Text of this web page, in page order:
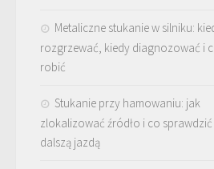
Metaliczne stukanie w silniku:
rozgrzewać, kiedy diagnozować i
robić
Stukanie przy hamowaniu: jak
zlokalizować źródło i co
dalszą jazdą